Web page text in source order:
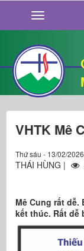
GIỚI THIỆU
TIN TỨC
SỐNG
CHUYỆN
QUÁN
THƯ GIÃN
VHTK Mê
Thứ sáu - 13/02/
THÁI HÙNG |
​​​​​​​Mê Cung rất
kết thúc. Rất dễ